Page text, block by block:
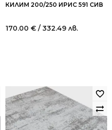
КИЛИМ 200/250 ИРИС 591 СИВ
170.00 € / 332.49 лв.